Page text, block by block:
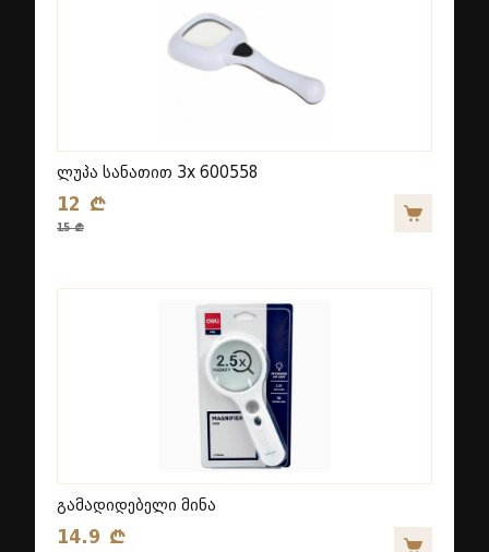
ლუპა სანათით 3x 600558
12 ₾
15 ₾
გამადიდებელი მინა
14.9 ₾